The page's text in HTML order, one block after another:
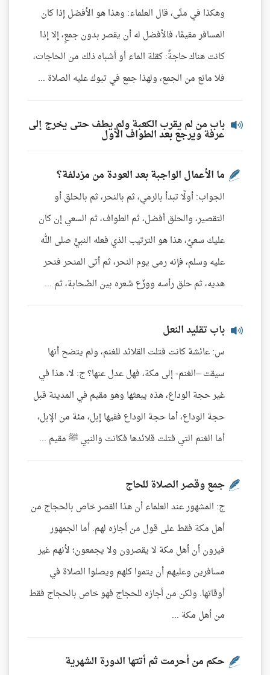
وهكذا في منًى، قال العلماء: وهذا هو الأفضل إذا كان
المسافر مقيمًا، فالأفضل له أن يقصر بدون جمعٍ، إلا إذا
كانت هناك حاجةٌ: كقلة الماء أو أشباه ذلك من الحاجات،
فلا مانع من الجمع، ولهذا جمع في تبوك عليه الصلاة ...
باب من لم يقرب الكعبة ولم يطف حتى يخرج إلى
عرفة ويرجع بعد الطواف الأول
ما الأعمال الواجبة بعد العودة من مزدلفة؟
الجواب: أولًا تبدأ بالرمي، ثم بالنحر، ثم بالحلق أو
التقصير، والحلق أفضل، ثم الطواف، ثم السعي إن كان
عليك سعيٌ، هذا هو الترتيب الذي فعله النبيُّ صلى الله
عليه وسلم، فإنه رمى يوم النحر، ثم أتى المنحر فنحر
هديه، ثم حلق رأسه ووزّع شعره بين الصَّحابة، ثم ...
باب تقليد النعل
س: عائشة كانت فتلت القلائد للغنم، ولم يتضح أنها
سيقت –الغنم- إلى مكة، فهل عدل عنها؟ ج: لا، هذا في
غير حجة الوداع، هذه يبعثها وهو مقيم في المدينة قبل
حجة الوداع، أما حجة الوداع ففيها إبل، مئة من الإبل،
أما الغنم التي فتلت قلائدها فكانت والنبي ﷺ مقيم ...
جمع وقصر الصلاة للحاج
ج: المشهور عند العلماء أن هذا القصر خاص بالحجاج من
أهل مكة فقط على قول من أجازه لهم. أما الجمهور
فيرون أن أهل مكة لا يقصرون ولا يجمعون؛ لأنهم غير
مسافرين وعليهم أن يتموا كلهم ويصلوا الصلاة في
أوقاتها. ولكن من أجازه للحجاج فهو خاص بالحجاج فقط
من أهل مكة ...
حكم من أحرمت ثم أتتها الدورة الشهرية